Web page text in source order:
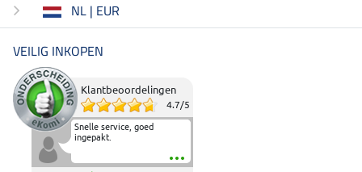
NL | EUR
VEILIG INKOPEN
Klantbeoordelingen
4.7/5
Snelle service, goed
ingepakt.